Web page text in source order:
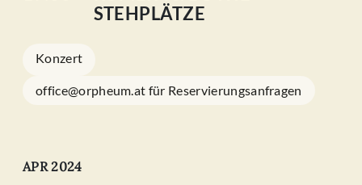
STEHPLÄTZE
Konzert
office@orpheum.at für Reservierungsanfragen
APR 2024